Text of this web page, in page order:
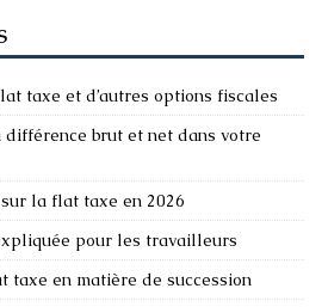
taxe et d’autres options fiscales
différence brut et net dans votre
la flat taxe en 2026
pour les travailleurs
taxe en matière de succession